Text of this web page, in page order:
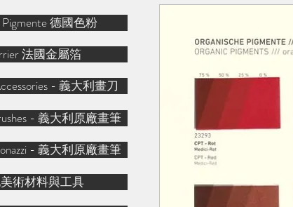
德國色粉
法國金屬箔
- 義大利畫刀
- 義大利原廠畫筆
- 義大利原廠畫筆
術材料與工具